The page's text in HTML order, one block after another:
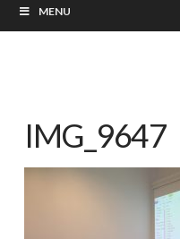
MENU
IMG_9647